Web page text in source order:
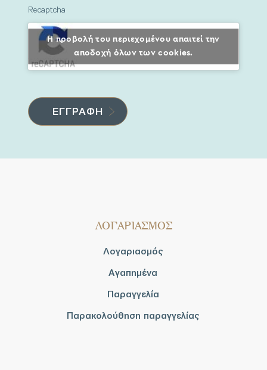
Recaptcha
Η προβολή του περιεχομένου απαιτεί την
αποδοχή όλων των cookies.
ΛΟΓΑΡΙΑΣΜΟΣ
Λογαριασμός
Αγαπημένα
Παραγγελία
Παρακολούθηση παραγγελίας